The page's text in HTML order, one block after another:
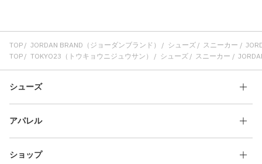
TOP JORDAN BRAND（ジョーダンブランド） シューズ スニーカー
TOP
TOKYO23（トウキョウニジュウサン） シューズ スニーカー
シューズ
アパレル
ショップ